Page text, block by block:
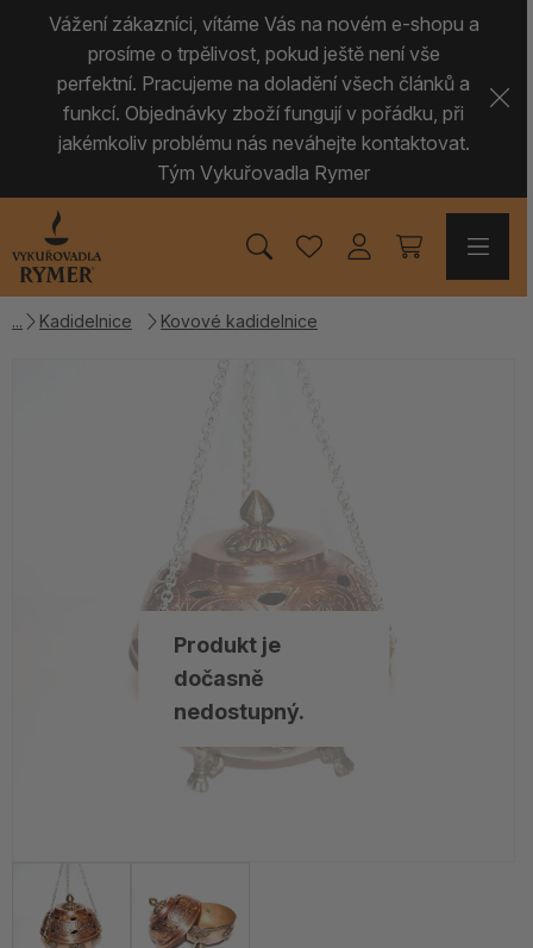
Vážení zákazníci, vítáme Vás na novém e-shopu a
prosíme o trpělivost, pokud ještě není vše
perfektní. Pracujeme na doladění všech článků a
funkcí. Objednávky zboží fungují v pořádku, při
jakémkoliv problému nás neváhejte kontaktovat.
Tým Vykuřovadla Rymer
Kadidelnice Kovové kadidelnice
Produkt je
dočasně
nedostupný.